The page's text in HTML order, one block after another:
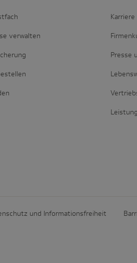
verwalten
Karriere
Presse
und Informationsfreiheit